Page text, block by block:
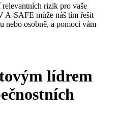
rizik pro vaše
A-SAFE může náš tím řešit
osobně, a pomoci vám
lídrem